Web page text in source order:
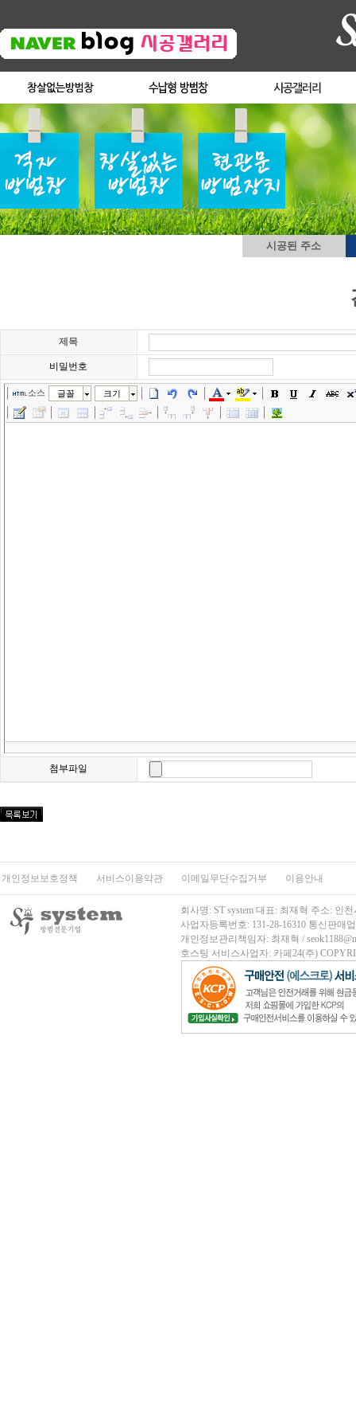
시공된 주소
제목
비밀번호
소스 글꼴 크기
첨부파일
개인정보보호정책 서비스이용약관 이메일무단수집거부 이용안내
회사명: ST system 대표: 최재혁 주소: 인
사업자등록번호: 131-28-16310 통신판매
개인정보관리책임자: 최재혁 /
호스팅 서비스사업자: 카페24(주)